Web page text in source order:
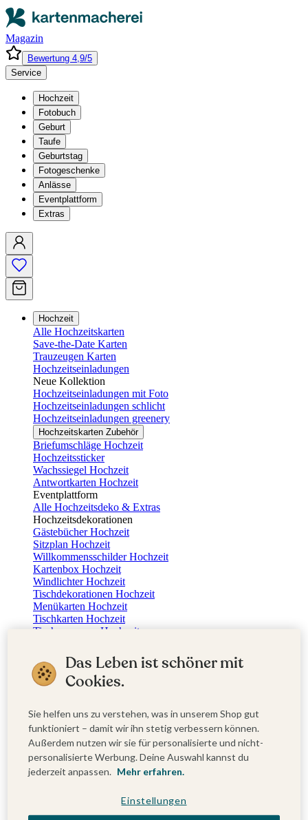
Magazin
Bewertung 4,9/5
Service
Hochzeit
Fotobuch
Geburt
Taufe
Geburtstag
Fotogeschenke
Anlässe
Eventplattform
Extras
Hochzeit
Alle Hochzeitskarten
Save-the-Date Karten
Trauzeugen Karten
Hochzeitseinladungen
Neue Kollektion
Hochzeitseinladungen mit Foto
Hochzeitseinladungen schlicht
Hochzeitseinladungen greenery
Hochzeitskarten Zubehör
Briefumschläge Hochzeit
Hochzeitssticker
Wachssiegel Hochzeit
Antwortkarten Hochzeit
Eventplattform
Alle Hochzeitsdeko & Extras
Hochzeitsdekorationen
Gästebücher Hochzeit
Sitzplan Hochzeit
Willkommensschilder Hochzeit
Kartenbox Hochzeit
Windlichter Hochzeit
Tischdekorationen Hochzeit
Menükarten Hochzeit
Tischkarten Hochzeit
Tischnummern Hochzeit
Hochzeitskerzen
Kirchenhefte und Einleger
Freudentränen-Taschentücher
Danksagungskarten Hochzeit
Neue Kollektion
Erinnerungen
Fotobücher zur Hochzeit
Fotoposter Hochzeit
Karten zur Goldenen Hochzeit
Das Leben ist schöner mit
Cookies.
Sie helfen uns zu verstehen, was in unserem Shop gut
funktioniert – damit wir ihn stetig verbessern können.
Außerdem nutzen wir sie für personalisierte und nicht-
personalisierte Werbung. Deine Auswahl kannst du
jederzeit anpassen. Mehr erfahren.
Einstellungen